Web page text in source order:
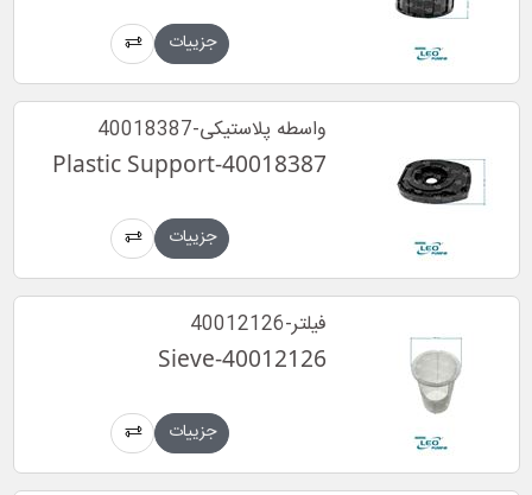
جزییات
واسطه پلاستیکی-40018387
Plastic Support-40018387
جزییات
فیلتر-40012126
Sieve-40012126
جزییات